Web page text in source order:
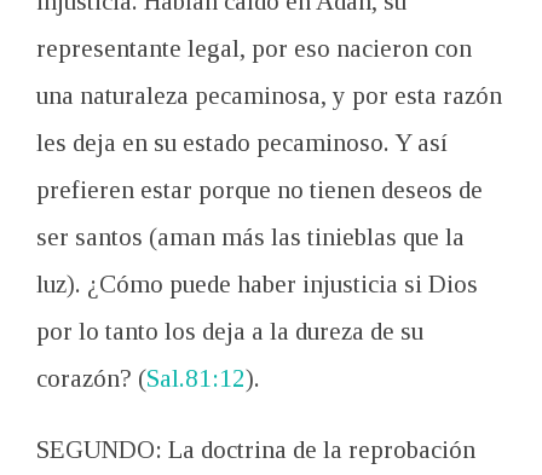
representante legal, por eso nacieron con
una naturaleza pecaminosa, y por esta razón
les deja en su estado pecaminoso. Y así
prefieren estar porque no tienen deseos de
ser santos (aman más las tinieblas que la
luz). ¿Cómo puede haber injusticia si Dios
por lo tanto los deja a la dureza de su
corazón? (Sal.81:12).
SEGUNDO: La doctrina de la reprobación